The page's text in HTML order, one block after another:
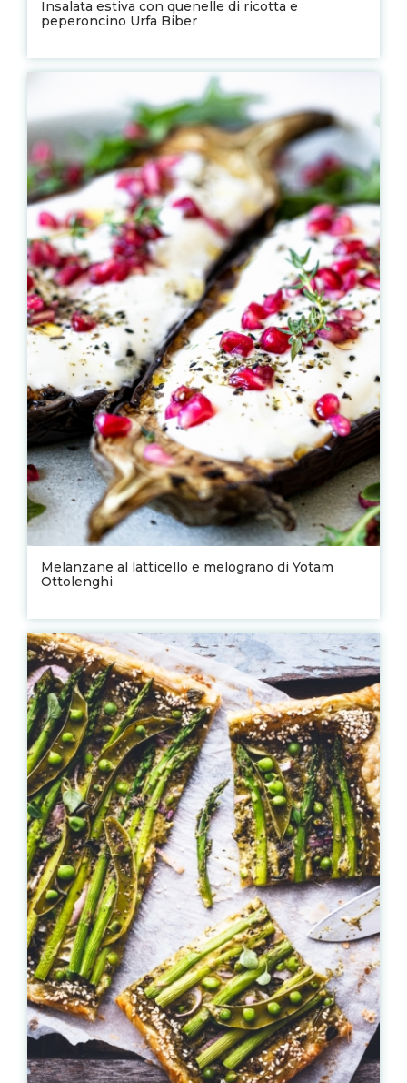
Insalata estiva con quenelle di ricotta e
peperoncino Urfa Biber
Melanzane al latticello e melograno di Yotam
Ottolenghi